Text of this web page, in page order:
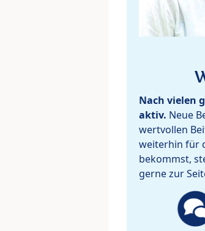
Nach vielen
aktiv. Neue
wertvollen
weiterhin für
bekommst,
gerne zur